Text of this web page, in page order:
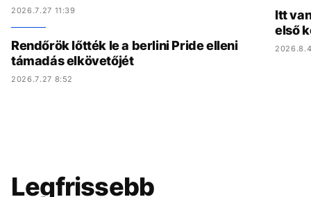
2026.7.27 11:39
Rendőrök lőtték le a berlini Pride elleni
támadás elkövetőjét
2026.7.27 8:52
Itt
első
Legfrissebb